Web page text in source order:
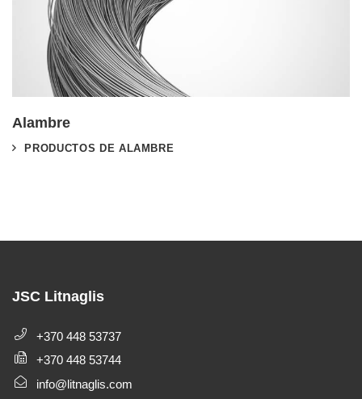
Alambre
PRODUCTOS DE ALAMBRE
JSC Litnaglis
+370 448 53737
+370 448 53744
info@litnaglis.com